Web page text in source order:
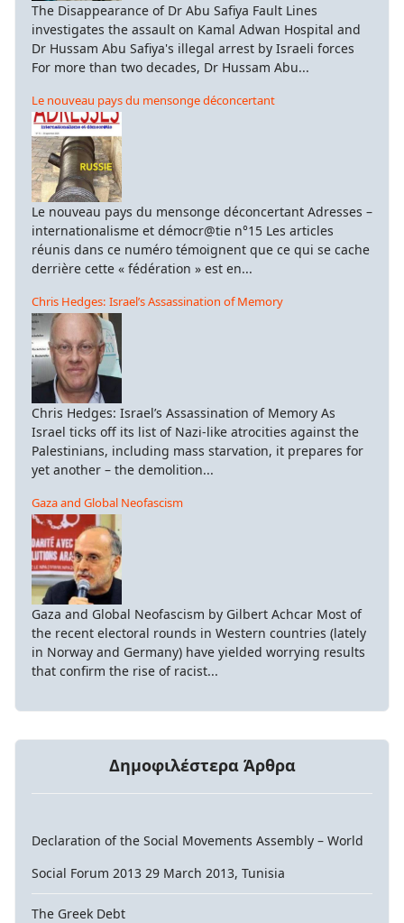
The Disappearance of Dr Abu Safiya Fault Lines
investigates the assault on Kamal Adwan Hospital and
Dr Hussam Abu Safiya's illegal arrest by Israeli forces
For more than two decades, Dr Hussam Abu...
Le nouveau pays du mensonge déconcertant
Le nouveau pays du mensonge déconcertant Adresses –
internationalisme et démocr@tie n°15 Les articles
réunis dans ce numéro témoignent que ce qui se cache
derrière cette « fédération » est en...
Chris Hedges: Israel’s Assassination of Memory
Chris Hedges: Israel’s Assassination of Memory As
Israel ticks off its list of Nazi-like atrocities against the
Palestinians, including mass starvation, it prepares for
yet another – the demolition...
Gaza and Global Neofascism
Gaza and Global Neofascism by Gilbert Achcar Most of
the recent electoral rounds in Western countries (lately
in Norway and Germany) have yielded worrying results
that confirm the rise of racist...
Δημοφιλέστερα Άρθρα
Declaration of the Social Movements Assembly – World
Social Forum 2013 29 March 2013, Tunisia
The Greek Debt